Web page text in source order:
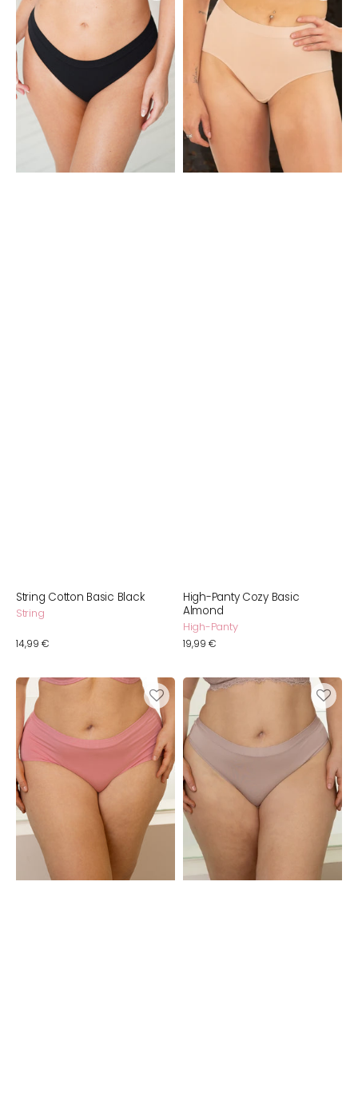
Basic
Black
String Cotton Basic Black
String
Normaler
14,99 €
Cozy
Basic
Almond
High-Panty Cozy Basic
Almond
High-Panty
Normaler
19,99 €
High-
Panty
Cozy
Basic
Mauve
String
Cozy
Basic
Taupe